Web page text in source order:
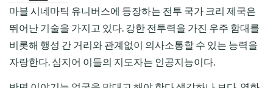
마블 시네마틱 유니버스에 등장하는 전투 국가 크리 제국은
뛰어난 기술을 가지고 있다. 강한 전투력을 가진 우주 함대를
비롯해 행성 간 거리와 관계없이 의사소통할 수 있는 능력을
자랑한다. 심지어 이들의 지도자는 인공지능이다.